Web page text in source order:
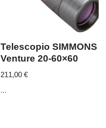
Telescopio SIMMONS
Venture 20-60×60
211,00€
...